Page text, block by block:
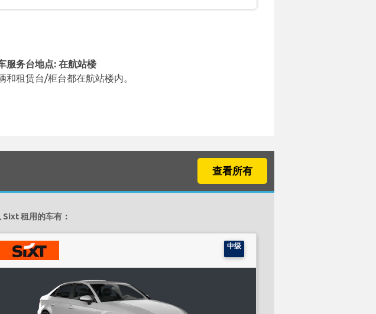
服务台地点: 在航站楼
和租赁台/柜台都在航站楼内。
查看所有
租用的车有：
中级